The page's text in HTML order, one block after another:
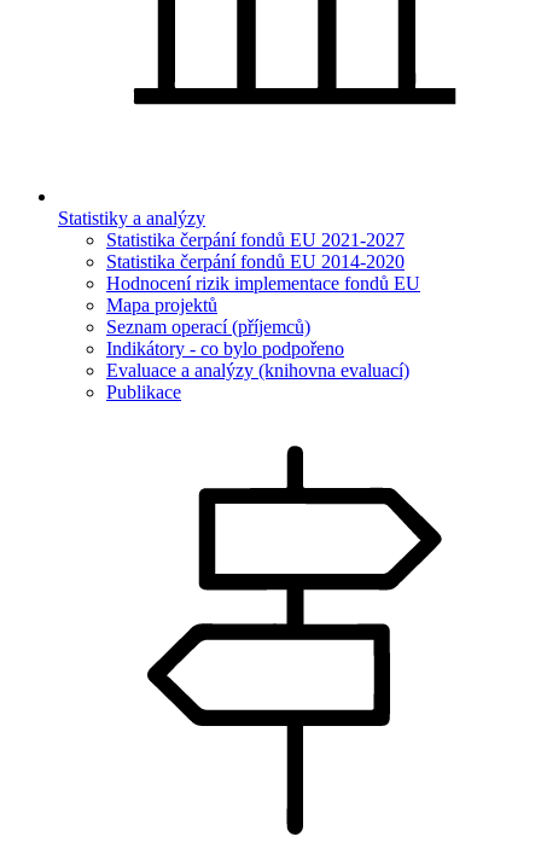
Statistiky a analýzy
Statistika čerpání fondů EU 2021-2027
Statistika čerpání fondů EU 2014-2020
Hodnocení rizik implementace fondů EU
Mapa projektů
Seznam operací (příjemců)
Indikátory - co bylo podpořeno
Evaluace a analýzy (knihovna evaluací)
Publikace